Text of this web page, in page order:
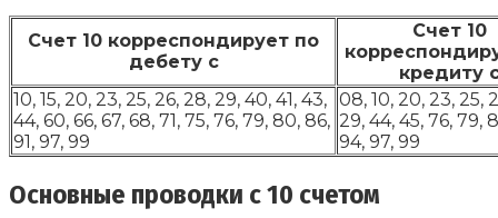
Счет 10 корреспондирует по
дебету с
Счет 10
кредиту
10, 15, 20, 23, 25, 26, 28, 29, 40, 41, 43,
44, 60, 66, 67, 68, 71, 75, 76, 79, 80, 86,
91, 97, 99
08, 10, 20, 23, 25,
29, 44, 45, 76, 79,
94, 97, 99
Основные проводки с 10 счетом